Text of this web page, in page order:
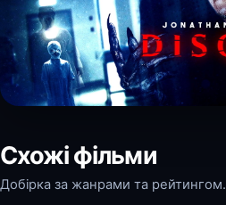
Схожі фільми
Добірка за жанрами та рейтингом.